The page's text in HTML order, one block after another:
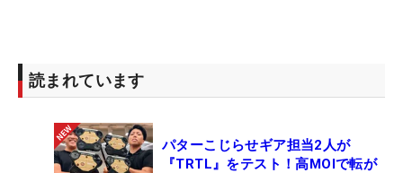
読まれています
パターこじらせギア担当2人が
『TRTL』をテスト！高MOIで転が